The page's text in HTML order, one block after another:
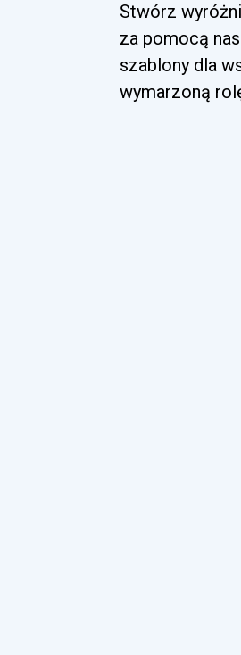
Stwórz
za pomocą
szablony dla
wymarzoną